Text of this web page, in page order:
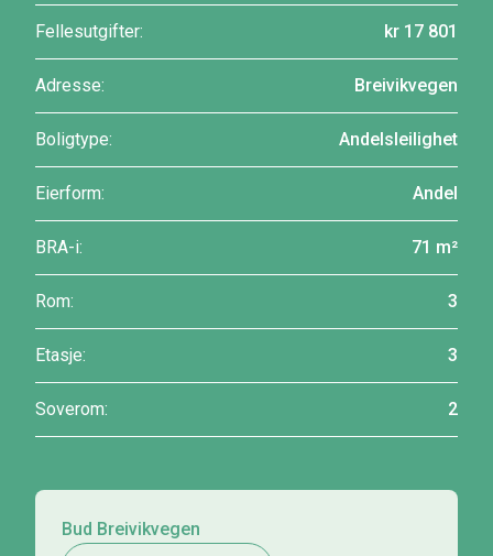
Fellesutgifter: kr 17 801
Adresse: Breivikvegen
Boligtype: Andelsleilighet
Eierform: Andel
BRA-i: 71 m²
Rom: 3
Etasje: 3
Soverom: 2
Bud Breivikvegen